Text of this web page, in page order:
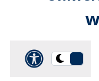
Panel
Przełącz